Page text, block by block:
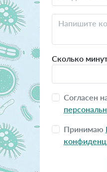
Сколько
Согласен
Принимаю